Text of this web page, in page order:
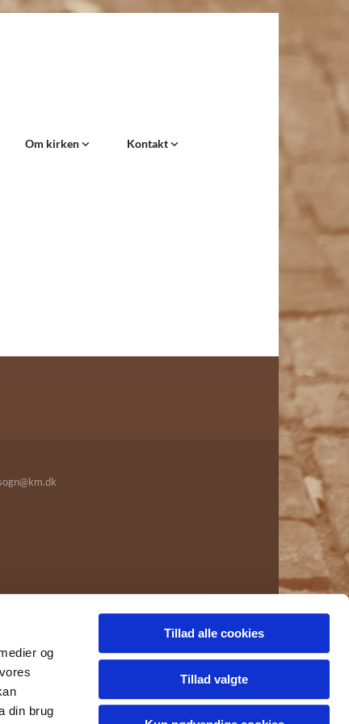
og
din brug
Tillad alle cookies
Tillad valgte
Om kirken Kontakt